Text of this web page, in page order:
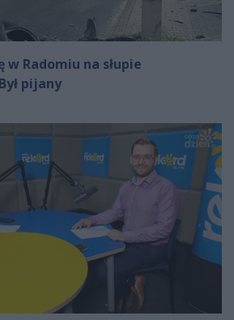
w Radomiu na słupie
pijany